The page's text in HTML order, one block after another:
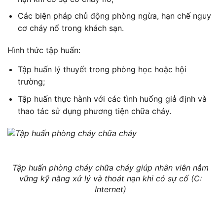
Các biện pháp chủ động phòng ngừa, hạn chế nguy
cơ cháy nổ trong khách sạn.
Hình thức tập huấn:
Tập huấn lý thuyết trong phòng học hoặc hội
trường;
Tập huấn thực hành với các tình huống giả định và
thao tác sử dụng phương tiện chữa cháy.
Tập huấn phòng cháy chữa cháy giúp nhân viên nắm
vững kỹ năng xử lý và thoát nạn khi có sự cố (C:
Internet)